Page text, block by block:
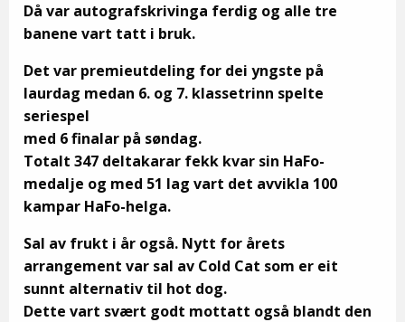
Då var autografskrivinga ferdig og alle tre
banene vart tatt i bruk.
Det var premieutdeling for dei yngste på
laurdag medan 6. og 7. klassetrinn spelte
seriespel
med 6 finalar på søndag.
Totalt 347 deltakarar fekk kvar sin HaFo-
medalje og med 51 lag vart det avvikla 100
kampar HaFo-helga.
Sal av frukt i år også. Nytt for årets
arrangement var sal av Cold Cat som er eit
sunnt alternativ til hot dog.
Dette vart svært godt mottatt også blandt den